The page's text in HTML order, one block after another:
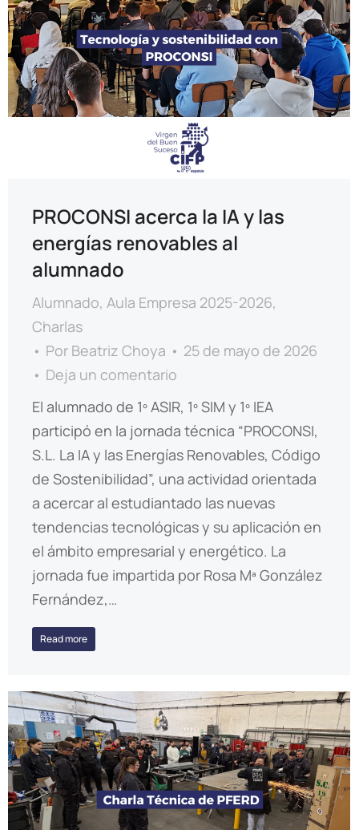
PROCONSI acerca la IA y las
energías renovables al
alumnado
Alumnado, Aula Empresa 2025-2026,
Charlas
Por Beatriz Choya
25 de mayo de 2026
Deja un comentario
El alumnado de 1º ASIR, 1º SIM y 1º IEA
participó en la jornada técnica “PROCONSI,
S.L. La IA y las Energías Renovables, Código
de Sostenibilidad”, una actividad orientada
a acercar al estudiantado las nuevas
tendencias tecnológicas y su aplicación en
el ámbito empresarial y energético. La
jornada fue impartida por Rosa Mª González
Fernández,…
Read more